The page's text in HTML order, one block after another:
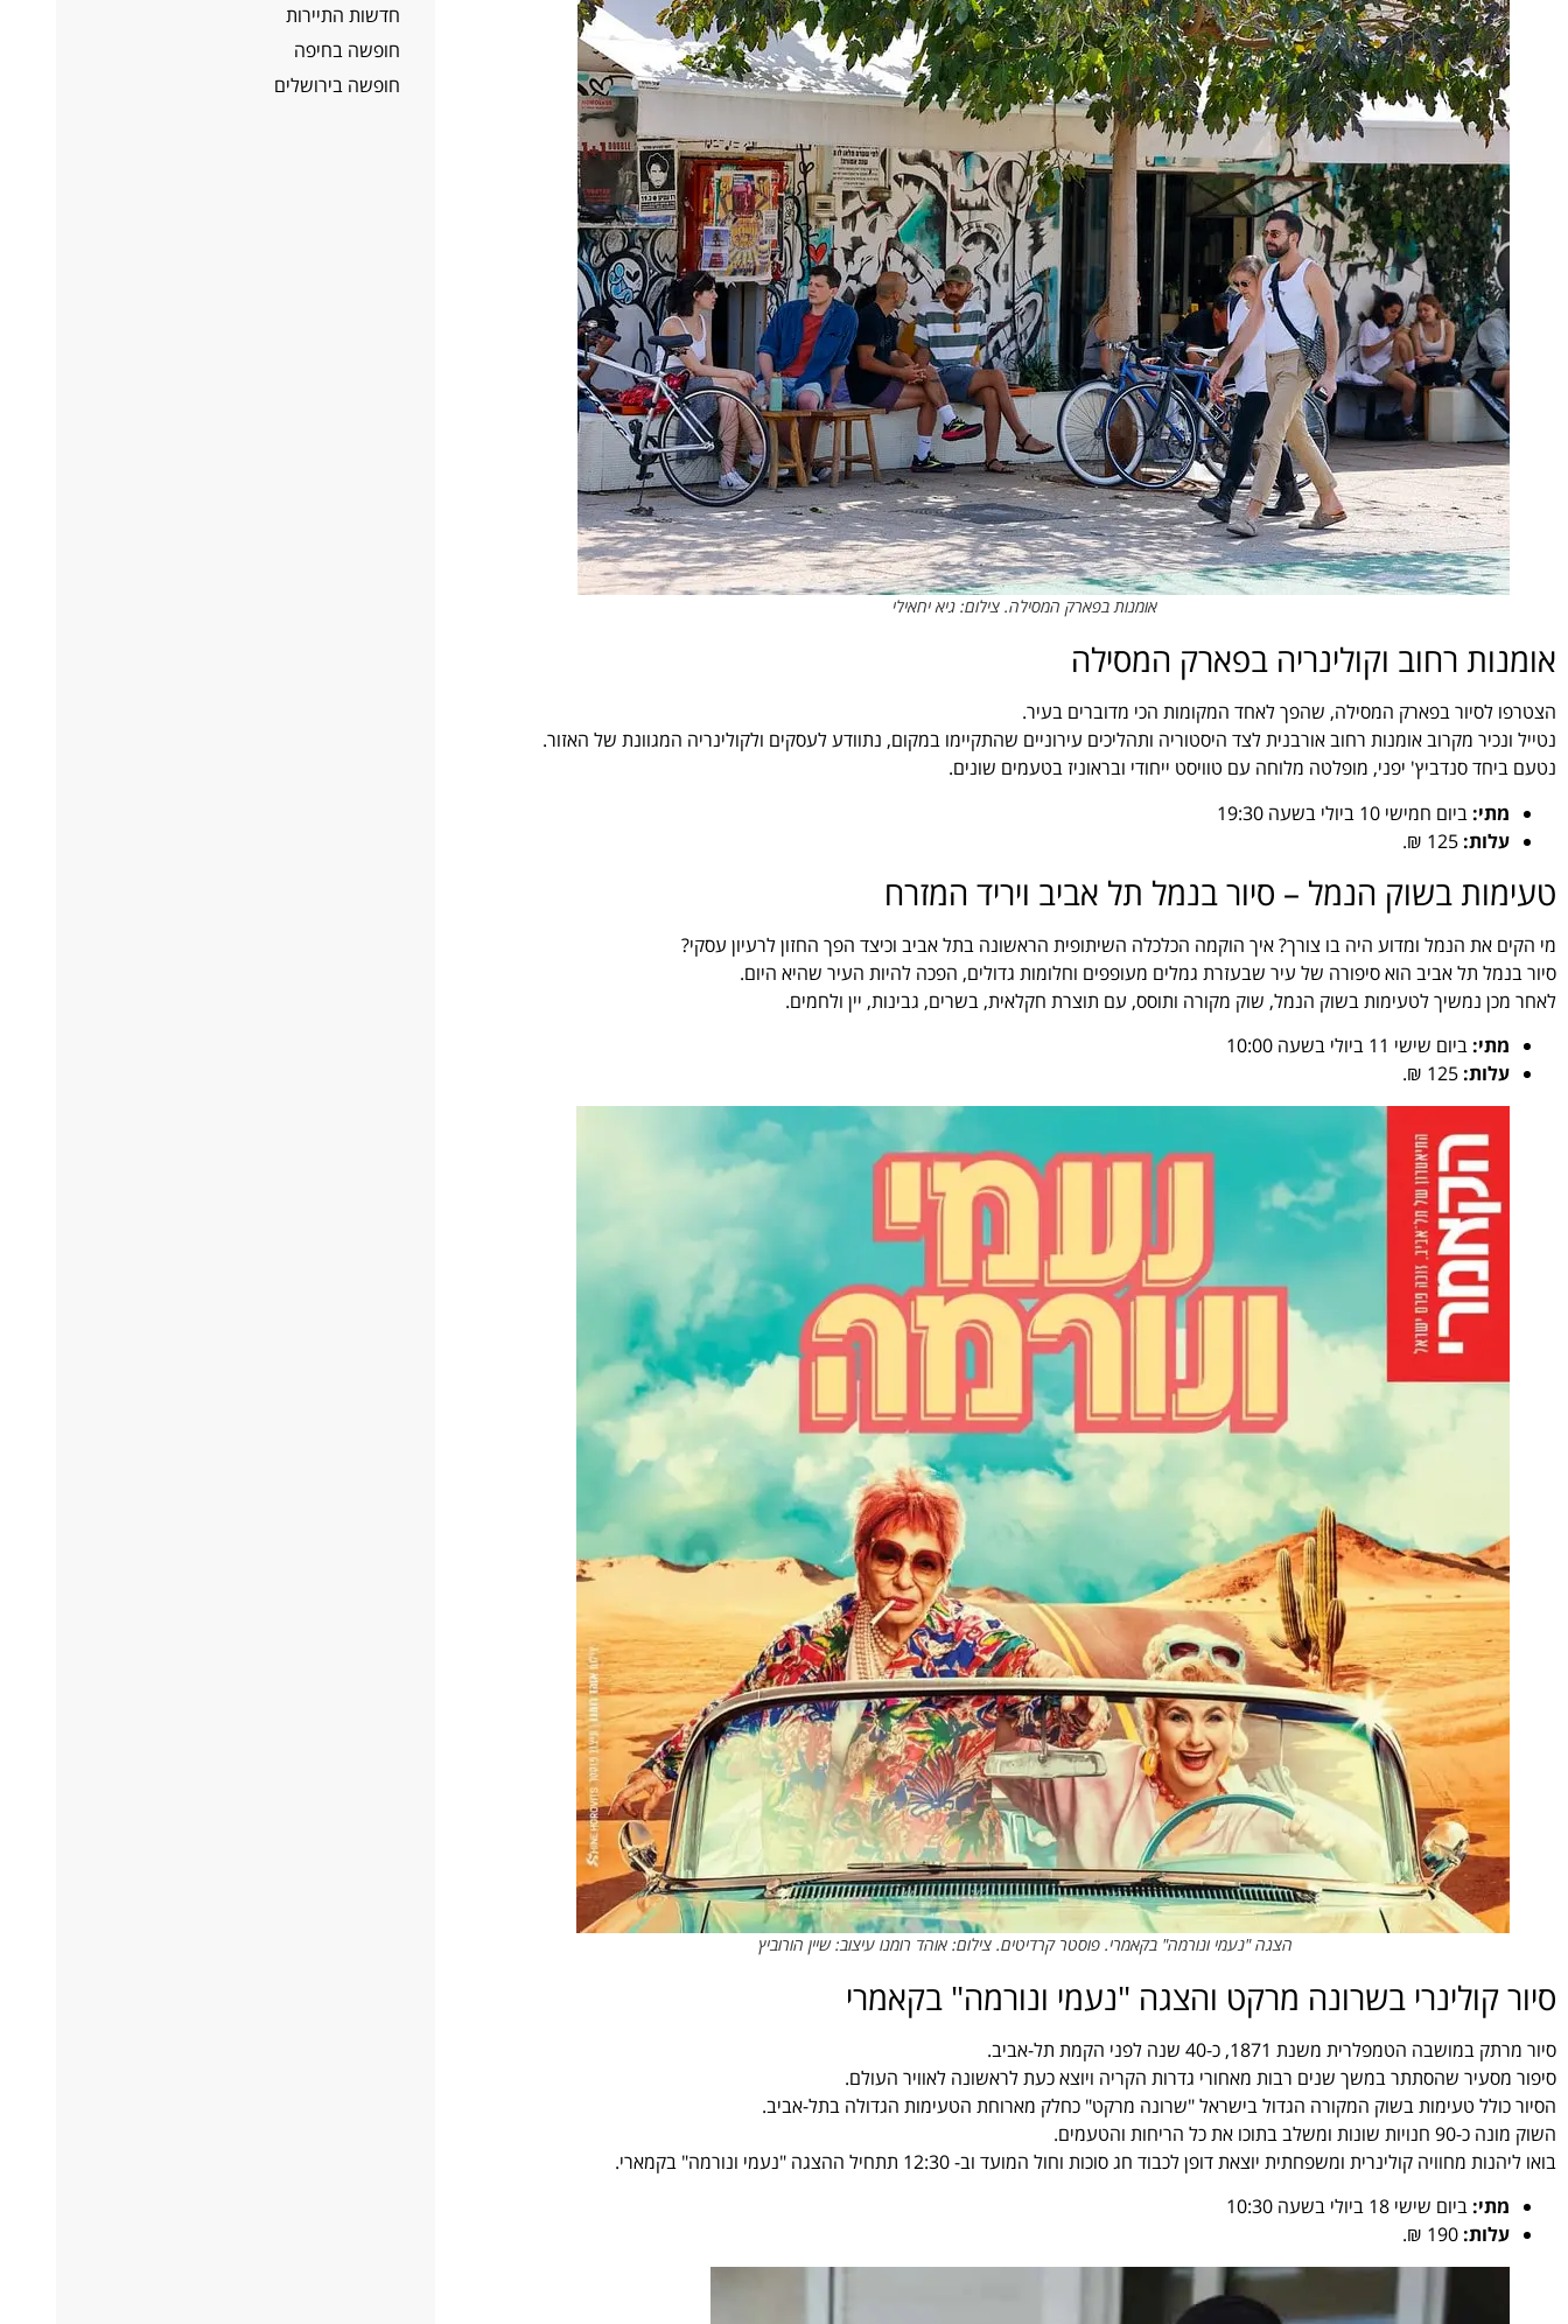
אומנות בפארק המסילה. צילום: גיא יחאילי
אומנות רחוב וקולינריה בפארק המסילה
הצטרפו לסיור בפארק המסילה, שהפך לאחד המקומות הכי מדוברים בעיר.
נטייל ונכיר מקרוב אומנות רחוב אורבנית לצד היסטוריה ותהליכים עירוניים שהתקיימו במקום, נתוודע לעסקים ולקולינריה המגוונת של האזור.
נטעם ביחד סנדביץ' יפני, מופלטה מלוחה עם טוויסט ייחודי ובראוניז בטעמים שונים.
מתי: ביום חמישי 10 ביולי בשעה 19:30
עלות: 125 ₪.
טעימות בשוק הנמל – סיור בנמל תל אביב ויריד המזרח
מי הקים את הנמל ומדוע היה בו צורך? איך הוקמה הכלכלה השיתופית הראשונה בתל אביב וכיצד הפך החזון לרעיון עסקי?
סיור בנמל תל אביב הוא סיפורה של עיר שבעזרת גמלים מעופפים וחלומות גדולים, הפכה להיות העיר שהיא היום.
לאחר מכן נמשיך לטעימות בשוק הנמל, שוק מקורה ותוסס, עם תוצרת חקלאית, בשרים, גבינות, יין ולחמים.
מתי: ביום שישי 11 ביולי בשעה 10:00
עלות: 125 ₪.
הצגה "נעמי ונורמה" בקאמרי. פוסטר קרדיטים. צילום: אוהד רומנו עיצוב: שיין הורוביץ
סיור קולינרי בשרונה מרקט והצגה "נעמי ונורמה" בקאמרי
סיור מרתק במושבה הטמפלרית משנת 1871, כ-40 שנה לפני הקמת תל-אביב.
סיפור מסעיר שהסתתר במשך שנים רבות מאחורי גדרות הקריה ויוצא כעת לראשונה לאוויר העולם.
הסיור כולל טעימות בשוק המקורה הגדול בישראל "שרונה מרקט" כחלק מארוחת הטעימות הגדולה בתל-אביב.
השוק מונה כ-90 חנויות שונות ומשלב בתוכו את כל הריחות והטעמים.
בואו ליהנות מחוויה קולינרית ומשפחתית יוצאת דופן לכבוד חג סוכות וחול המועד וב- 12:30 תתחיל ההצגה "נעמי ונורמה" בקמארי.
מתי: ביום שישי 18 ביולי בשעה 10:30
עלות: 190 ₪.
חדשות התיירות
חופשה בחיפה
חופשה בירושלים